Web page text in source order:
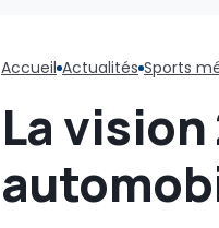
Accueil Actualités Sports
La